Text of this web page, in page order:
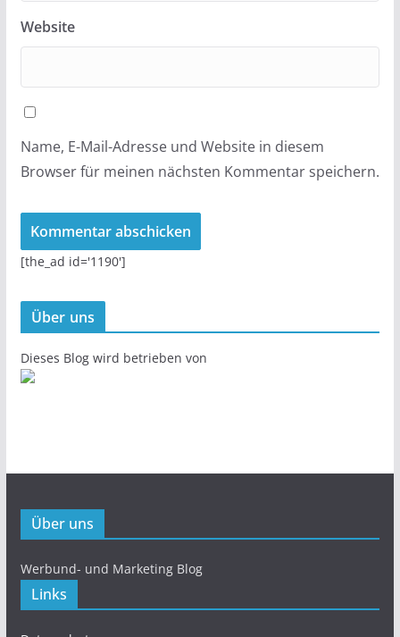
Website
Name, E-Mail-Adresse und Website in diesem
Browser für meinen nächsten Kommentar speichern.
[the_ad id='1190']
Über uns
Dieses Blog wird betrieben von
Über uns
Werbund- und Marketing Blog
Links